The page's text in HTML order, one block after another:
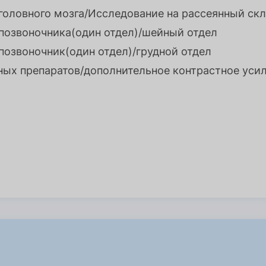
мозга/Исследование на рассеянный
отдел)/шейный отдел
отдел)/грудной отдел
препаратов/дополнительное контрастное